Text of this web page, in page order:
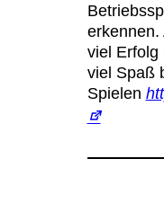
erkennen.
viel Erfolg
viel Spaß
Spielen